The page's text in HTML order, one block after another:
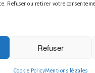
Refuser ou retirer votre
Refuser
Cookie PolicyMentions légales
Créateur de papier peint
Murale Haut de Gamme
Murale Personnalisée
le papier peint francais